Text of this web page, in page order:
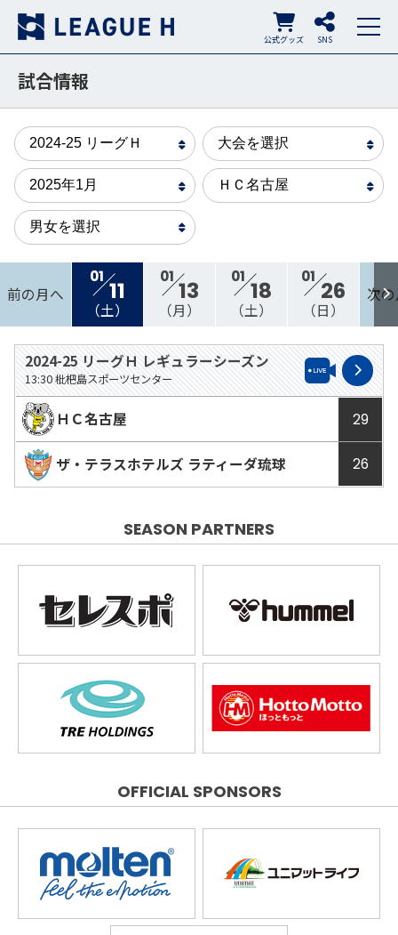
SNS
公式グッズ
試合情報
前の月へ
01 11
（土）
01 13
（月）
01 18
（土）
01 26
（日）
次
2024-25 リーグＨ レギュラーシーズン
13:30枇杷島スポーツセンター
試合
試合
ＨＣ名古屋
ザ・テラスホテルズ ラティーダ琉球
29
26
SEASON PARTNERS
OFFICIAL SPONSORS